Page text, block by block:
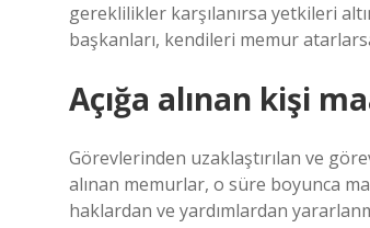
gereklilikler karşılanırsa yetkileri
başkanları, kendileri memur
Açığa alınan kişi
Görevlerinden uzaklaştırılan ve
alınan memurlar, o süre boyunca
haklardan ve yardımlardan